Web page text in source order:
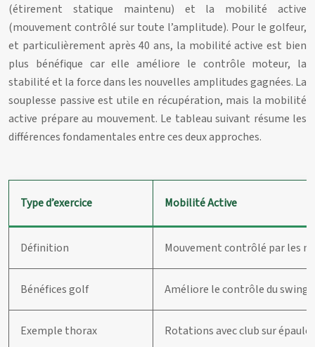
(étirement statique maintenu) et la mobilité active
(mouvement contrôlé sur toute l’amplitude). Pour le golfeur,
et particulièrement après 40 ans, la mobilité active est bien
plus bénéfique car elle améliore le contrôle moteur, la
stabilité et la force dans les nouvelles amplitudes gagnées. La
souplesse passive est utile en récupération, mais la mobilité
active prépare au mouvement. Le tableau suivant résume les
différences fondamentales entre ces deux approches.
Type d’exercice Mobilité Active
Définition Mouvement contrôlé par les
Bénéfices golf Améliore le contrôle du swing
Exemple thorax Rotations avec club sur épaules